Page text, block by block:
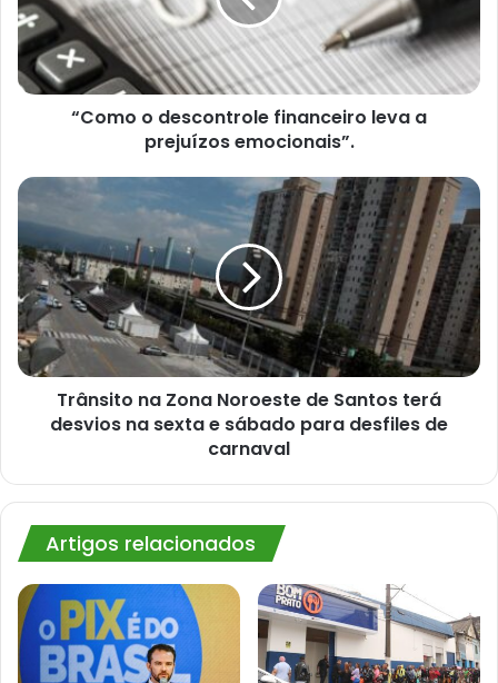
a
prejuízos
emocionais”.
“Como o descontrole financeiro leva a
prejuízos emocionais”.
Trânsito
na
Zona
Noroeste de
Santos
terá
desvios
na
sexta e sábado para
desfilesTrânsito na Zona Noroeste de Santos terá
desvios na sexta e sábado para desfiles de
carnaval
Artigos relacionados